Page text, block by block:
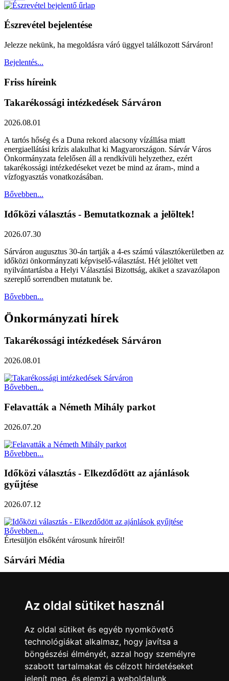
Az oldal sütiket használ
Az oldal sütiket és egyéb nyomkövető
technológiákat alkalmaz, hogy javítsa a
böngészési élményét, azzal hogy személyre
szabott tartalmakat és célzott hirdetéseket
jelenít meg, és elemzi a weboldalunk
Észrevétel bejelentése
Jelezze nekünk, ha megoldásra váró üggyel találkozott Sárváron!
Bejelentés...
Friss híreink
Takarékossági intézkedések Sárváron
2026.08.01
A tartós hőség és a Duna rekord alacsony vízállása miatt
energiaellátási krízis alakulhat ki Magyarországon. Sárvár Város
Önkormányzata felelősen áll a rendkívüli helyzethez, ezért
takarékossági intézkedéseket vezet be mind az áram-, mind a
vízfogyasztás vonatkozásában.
Bővebben...
Időközi választás - Bemutatkoznak a jelöltek!
2026.07.30
Sárváron augusztus 30-án tartják a 4-es számú választókerületben az
időközi önkormányzati képviselő-választást. Hét jelöltet vett
nyilvántartásba a Helyi Választási Bizottság, akiket a szavazólapon
szereplő sorrendben mutatunk be.
Bővebben...
Önkormányzati hírek
Takarékossági intézkedések Sárváron
2026.08.01
Bővebben...
Felavatták a Németh Mihály parkot
2026.07.20
Bővebben...
Időközi választás - Elkezdődött az ajánlások
gyűjtése
2026.07.12
Bővebben...
Értesüljön elsőként városunk híreiről!
Sárvári Média
Kövess minket!
Sárvár lendületben Sárvár lendületben
Nyilatkozatok